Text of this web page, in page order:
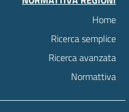
Home
Ricerca semplice
Ricerca avanzata
Normattiva